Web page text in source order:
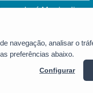
José Monjardim
260 - Vitória / ES
3347-5630
navegação, analisar o
preferências abaixo.
Configurar